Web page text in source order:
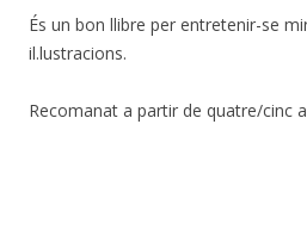
És un bon llibre per entretenir-se
il.lustracions.
Recomanat a partir de quatre/cinc